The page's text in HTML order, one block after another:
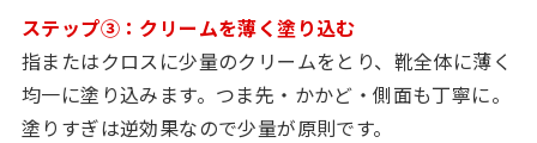
ステップ③：クリームを薄く塗り込む
指またはクロスに少量のクリームをとり、靴全体に薄く
均一に塗り込みます。つま先・かかど・側面も丁寧に。
塗りすぎは逆効果なので少量が原則です。